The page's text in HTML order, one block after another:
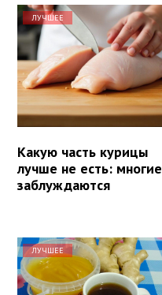
ЛУЧШЕЕ
Какую часть курицы
лучше не есть: многие
заблуждаются
ЛУЧШЕЕ